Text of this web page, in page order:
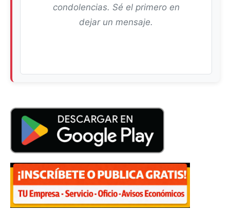
condolencias. Sé el primero en
dejar un mensaje.